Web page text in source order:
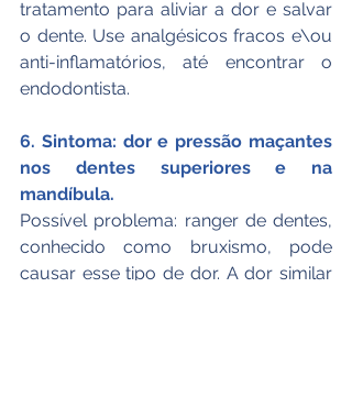
tratamento para aliviar a dor e salvar
o dente. Use analgésicos fracos e\ou
anti-inflamatórios, até encontrar o
endodontista.
6. Sintoma: dor e pressão maçantes
nos dentes superiores e na
mandíbula.
Possível problema: ranger de dentes,
conhecido como bruxismo, pode
causar esse tipo de dor. A dor similar